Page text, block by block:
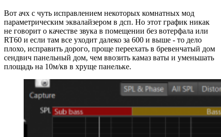
Вот ачх с чуть исправлением некоторых комнатных мод
параметрическим эквалайзером в дсп. Но этот график никак
не говорит о качестве звука в помещении без вотерфала или
RT60 и если там все уходит далеко за 600 и выше - то дело
плохо, исправить дорого, проще переехать в бревенчатый дом
сендвич панельный дом, чем ввозить камаз ваты и уменьшать
площадь на 10м/кв в хруще панельке.